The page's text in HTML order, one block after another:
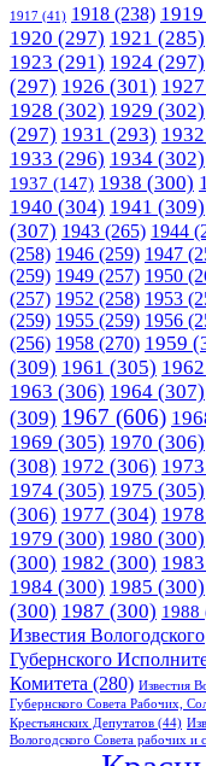
1917 (41) 1918 (238) 1919
1920 (297) 1921 (285)
1923 (291) 1924 (297)
(297) 1926 (301) 1927
1928 (302) 1929 (302)
(297) 1931 (293) 1932
1933 (296) 1934 (302)
1937 (147) 1938 (300)
1940 (304) 1941 (309)
(307) 1943 (265) 1944
(258) 1946 (259) 1947
(259) 1949 (257) 1950
(257) 1952 (258) 1953
(259) 1955 (259) 1956
(256) 1958 (270) 1959
(309) 1961 (305) 1962
1963 (306) 1964 (307)
(309) 1967 (606)
1969 (305) 1970 (306)
(308) 1972 (306) 1973
1974 (305) 1975 (305)
(306) 1977 (304) 1978
1979 (300) 1980 (300)
(300) 1982 (300) 1983
1984 (300) 1985 (300)
(300) 1987 (300) 1988
Известия Вологодского
Губернского
Комитета (280) Известия
Губернского Совета Рабочих,
Крестьянских Депутатов (44)
Вологодского Совета рабочих и